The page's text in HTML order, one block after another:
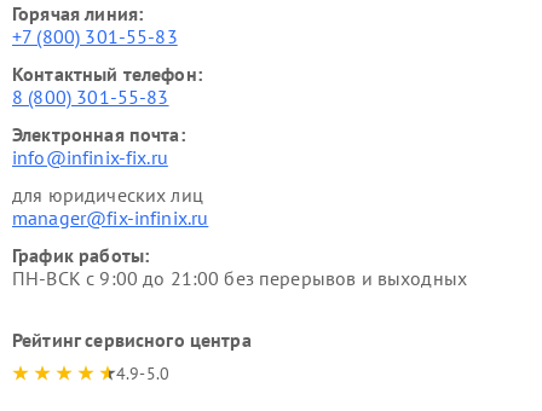
Горячая линия:
+7 (800) 301-55-83
Контактный телефон:
8 (800) 301-55-83
Электронная почта:
info@infinix-fix.ru
для юридических лиц
manager@fix-infinix.ru
График работы:
ПН-ВСК с 9:00 до 21:00 без перерывов и выходных
Рейтинг сервисного центра
4.9-5.0